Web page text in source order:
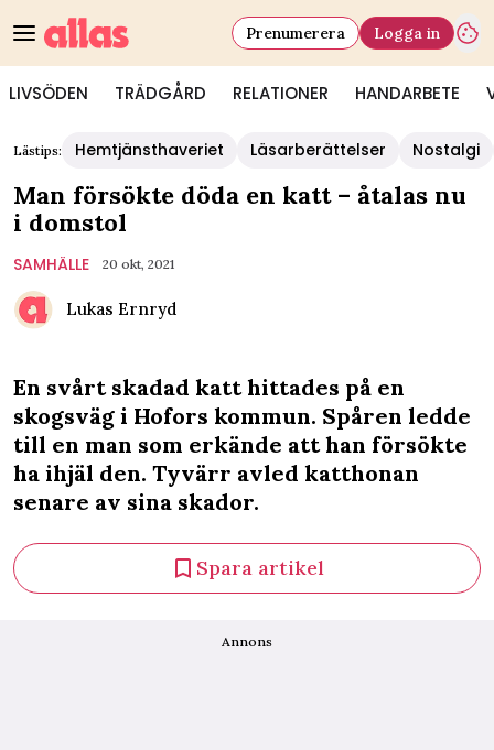
LIVSÖDEN TRÄDGÅRD RELATIONER HANDARBETE
Prenumerera Logga in
Lästips: Hemtjänsthaveriet Läsarberättelser Nostalgi
Man försökte döda en katt – åtalas nu
i domstol
SAMHÄLLE 20 okt, 2021
Lukas Ernryd
En svårt skadad katt hittades på en
skogsväg i Hofors kommun. Spåren ledde
till en man som erkände att han försökte
ha ihjäl den. Tyvärr avled katthonan
senare av sina skador.
Spara artikel
Annons